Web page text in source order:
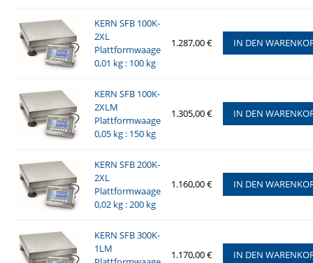
KERN SFB 100K-
2XL
Plattformwaage
0,01 kg : 100 kg
1.287,00 € IN DEN
KERN SFB 100K-
2XLM
Plattformwaage
0,05 kg : 150 kg
1.305,00 € IN DEN
KERN SFB 200K-
2XL
Plattformwaage
0,02 kg : 200 kg
1.160,00 € IN DEN
KERN SFB 300K-
1LM
1.170,00 € IN DEN